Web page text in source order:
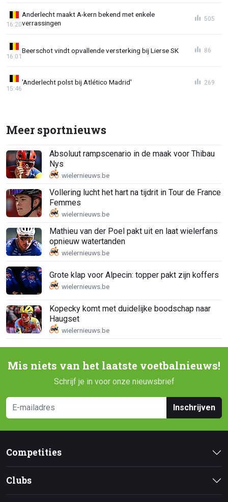
Anderlecht maakt A-kern bekend met enkele
verrassingen
16:20
505
Beerschot vindt opvallende versterking bij Lierse SK
16:01
86
'Anderlecht polst bij Atlético Madrid'
15:46
269
Meer sportnieuws
Absoluut rampscenario in de maak voor Thibau
Nys
Vollering lucht het hart na tijdrit in Tour de France
Femmes
Mathieu van der Poel pakt uit en laat wielerfans
opnieuw watertanden
Grote klap voor Alpecin: topper pakt zijn koffers
Kopecky komt met duidelijke boodschap naar
Haugset
Mis niets van het laatste voetbalnieuws!
Schrijf je in voor onze nieuwsbrief
Inschrijven
Competities
Clubs